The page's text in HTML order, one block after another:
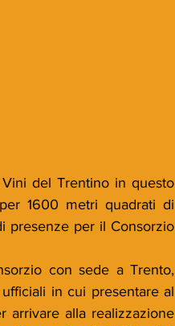
del Trentino in questo
1600 metri quadrati di
presenze per il Consorzio
con sede a Trento,
in cui presentare al
arrivare alla realizzazione